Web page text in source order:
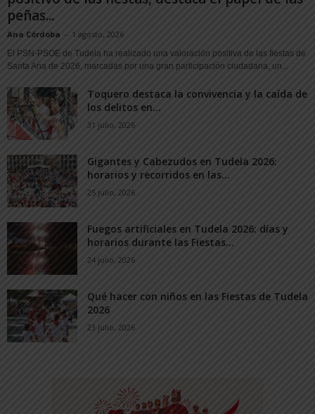
peñas...
Ana Córdoba - 1 agosto, 2026
El PSN-PSOE de Tudela ha realizado una valoración positiva de las fiestas de
Santa Ana de 2026, marcadas por una gran participación ciudadana, un...
Toquero destaca la convivencia y la caída de
los delitos en...
31 julio, 2026
Gigantes y Cabezudos en Tudela 2026:
horarios y recorridos en las...
25 julio, 2026
Fuegos artificiales en Tudela 2026: días y
horarios durante las Fiestas...
24 julio, 2026
Qué hacer con niños en las Fiestas de Tudela
2026
23 julio, 2026